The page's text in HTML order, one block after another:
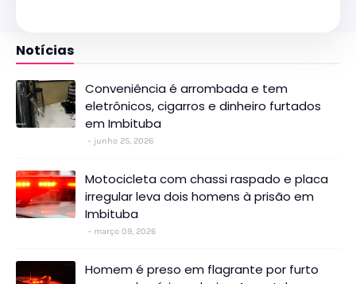
Notícias
Conveniência é arrombada e tem
eletrônicos, cigarros e dinheiro furtados
em Imbituba
junho 25, 2026
Motocicleta com chassi raspado e placa
irregular leva dois homens à prisão em
Imbituba
março 09, 2026
Homem é preso em flagrante por furto